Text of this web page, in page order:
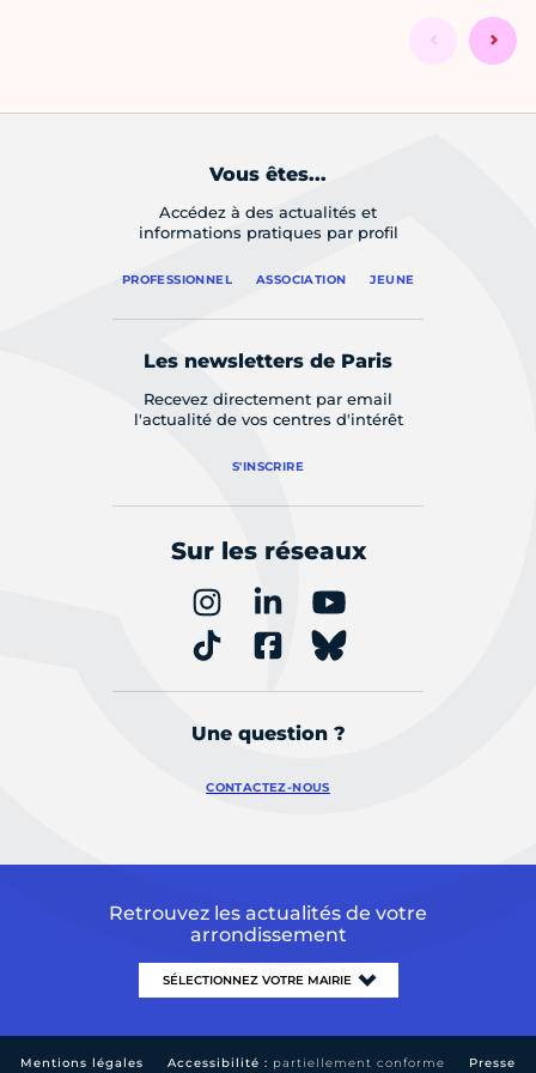
Vous êtes...
Accédez à des actualités et
informations pratiques par profil
PROFESSIONNEL ASSOCIATION JEUNE
Les newsletters de Paris
Recevez directement par email
l'actualité de vos centres d'intérêt
S'INSCRIRE
Sur les réseaux
Une question ?
CONTACTEZ-NOUS
Retrouvez les actualités de votre
arrondissement
Mentions légales Accessibilité : partiellement conforme Presse